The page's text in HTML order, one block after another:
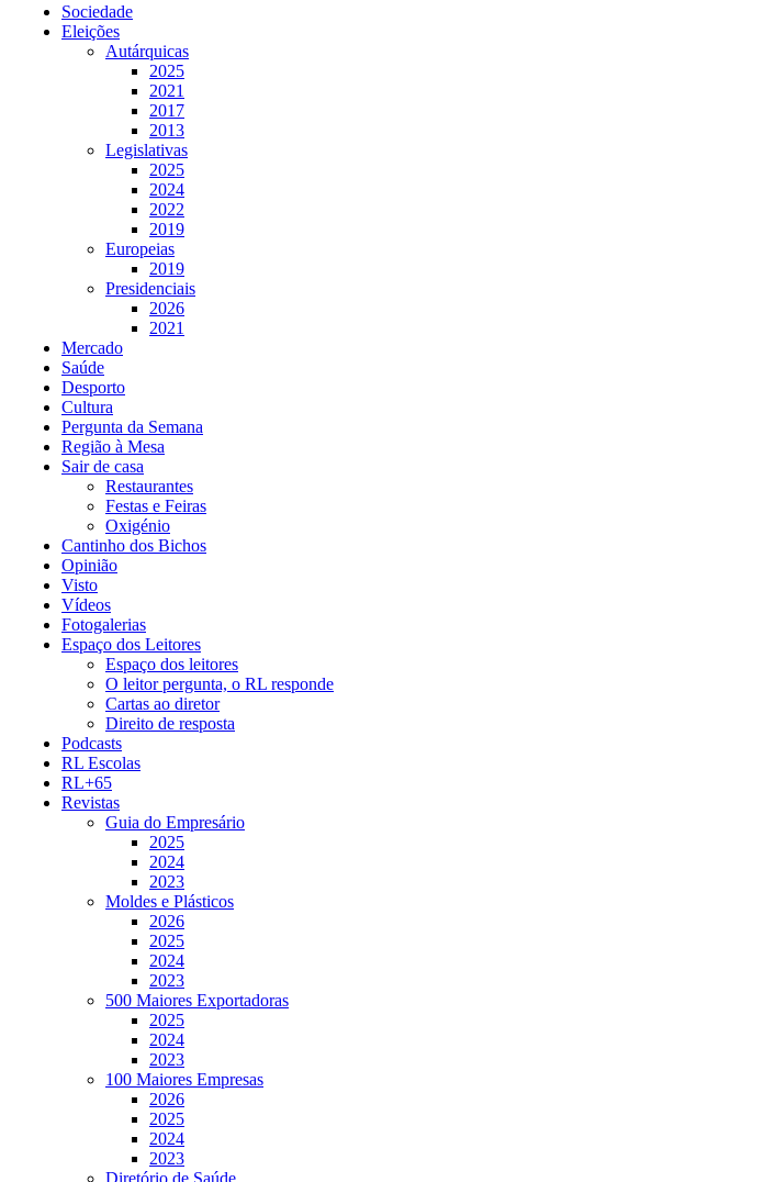
Sociedade
Eleições
Autárquicas
2025
2021
2017
2013
Legislativas
2025
2024
2022
2019
Europeias
2019
Presidenciais
2026
2021
Mercado
Saúde
Desporto
Cultura
Pergunta da Semana
Região à Mesa
Sair de casa
Restaurantes
Festas e Feiras
Oxigénio
Cantinho dos Bichos
Opinião
Visto
Vídeos
Fotogalerias
Espaço dos Leitores
Espaço dos leitores
O leitor pergunta, o RL responde
Cartas ao diretor
Direito de resposta
Podcasts
RL Escolas
RL+65
Revistas
Guia do Empresário
2025
2024
2023
Moldes e Plásticos
2026
2025
2024
2023
500 Maiores Exportadoras
2025
2024
2023
100 Maiores Empresas
2026
2025
2024
2023
Diretório de Saúde